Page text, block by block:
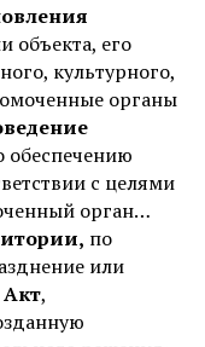
объекта, его
культурного,
органы
обеспечению
с целями
орган…
по
или
Акт,